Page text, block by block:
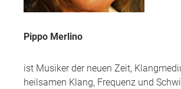
Pippo Merlino
ist Musiker der neuen Zeit,
heilsamen Klang, Frequenz und